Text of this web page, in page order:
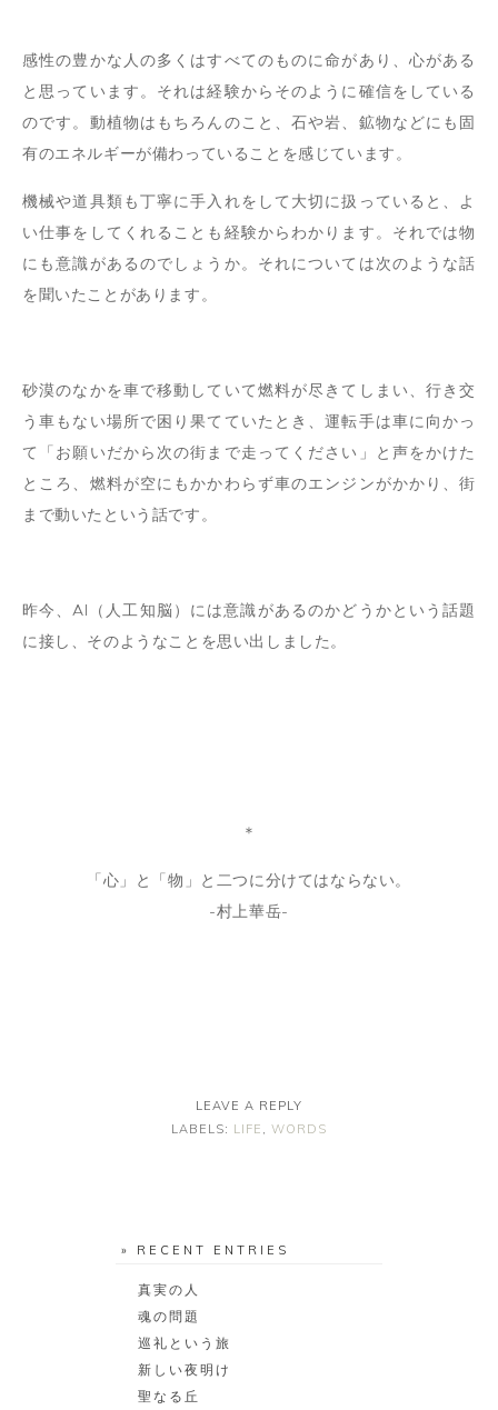
感性の豊かな人の多くはすべてのものに命があり、心がある
と思っています。それは経験からそのように確信をしている
のです。動植物はもちろんのこと、石や岩、鉱物などにも固
有のエネルギーが備わっていることを感じています。
機械や道具類も丁寧に手入れをして大切に扱っていると、よ
い仕事をしてくれることも経験からわかります。それでは物
にも意識があるのでしょうか。それについては次のような話
を聞いたことがあります。
砂漠のなかを車で移動していて燃料が尽きてしまい、行き交
う車もない場所で困り果てていたとき、運転手は車に向かっ
て「お願いだから次の街まで走ってください」と声をかけた
ところ、燃料が空にもかかわらず車のエンジンがかかり、街
まで動いたという話です。
昨今、AI（人工知脳）には意識があるのかどうかという話題
に接し、そのようなことを思い出しました。
＊
「心」と「物」と二つに分けてはならない。
-村上華岳-
LEAVE A REPLY
LABELS: LIFE , WORDS
» RECENT ENTRIES
真実の人
魂の問題
巡礼という旅
新しい夜明け
聖なる丘